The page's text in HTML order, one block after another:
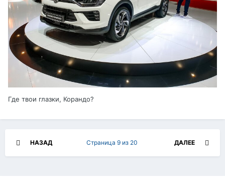
Где твои глазки, Корандо?
НАЗАД ДАЛЕЕ
Страница 9 из 20